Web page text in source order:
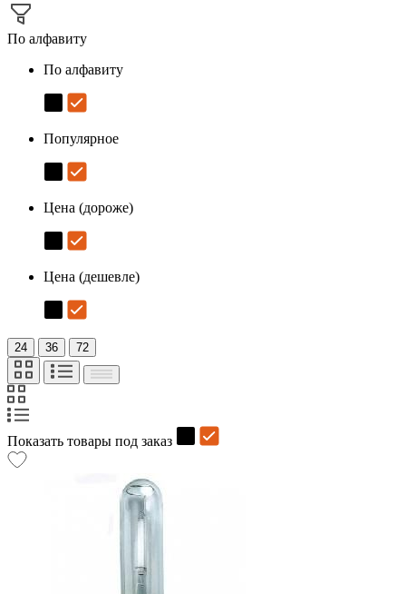
По алфавиту
По алфавиту
Популярное
Цена (дороже)
Цена (дешевле)
24 36 72
Показать товары под заказ